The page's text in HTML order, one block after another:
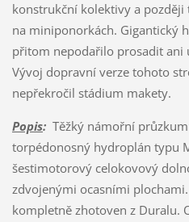
konstrukční kolektivy a později
na miniponorkách. Gigantický
přitom nepodařilo prosadit ani
Vývoj dopravní verze tohoto
nepřekročil stádium makety.
Popis:Těžký námořní
torpédonosný hydroplán typu
šestimotorový celokovový
zdvojenými ocasními
kompletně zhotoven z Duralu.